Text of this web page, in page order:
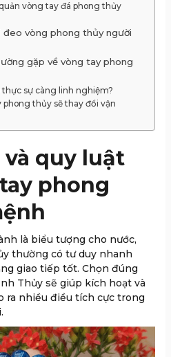
vòng tay đá phong thủy
đeo vòng phong thủy người
gặp về vòng tay phong
sự càng linh nghiệm?
phong thủy sẽ thay đổi vận
và quy luật
phong
là biểu tượng cho nước,
thường có tư duy nhanh
giao tiếp tốt. Chọn đúng
Thủy sẽ giúp kích hoạt và
ra nhiều điều tích cực trong